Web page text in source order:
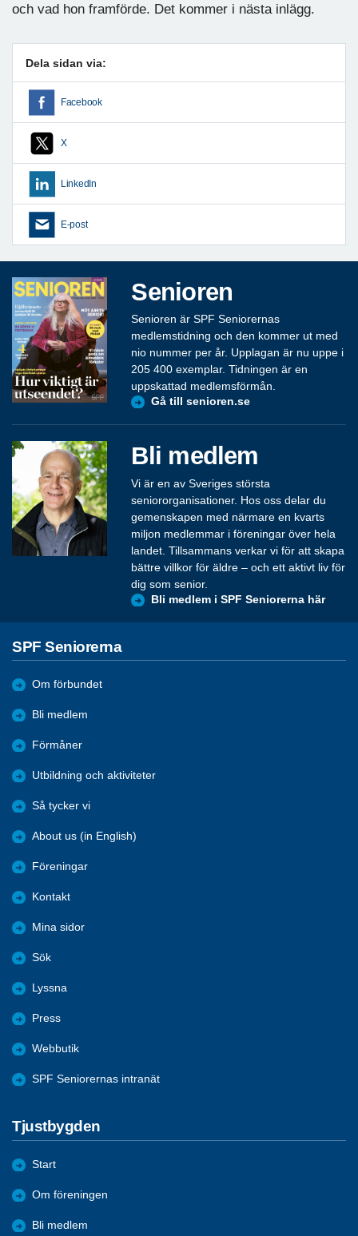
och vad hon framförde. Det kommer i nästa inlägg.
Dela sidan via:
Facebook
X
LinkedIn
E-post
Senioren
Senioren är SPF Seniorernas
medlemstidning och den kommer ut med
nio nummer per år. Upplagan är nu uppe i
205 400 exemplar. Tidningen är en
uppskattad medlemsförmån.
Gå till senioren.se
Bli medlem
Vi är en av Sveriges största
seniororganisationer. Hos oss delar du
gemenskapen med närmare en kvarts
miljon medlemmar i föreningar över hela
landet. Tillsammans verkar vi för att skapa
bättre villkor för äldre – och ett aktivt liv för
dig som senior.
Bli medlem i SPF Seniorerna här
SPF Seniorerna
Om förbundet
Bli medlem
Förmåner
Utbildning och aktiviteter
Så tycker vi
About us (in English)
Föreningar
Kontakt
Mina sidor
Sök
Lyssna
Press
Webbutik
SPF Seniorernas intranät
Tjustbygden
Start
Om föreningen
Bli medlem